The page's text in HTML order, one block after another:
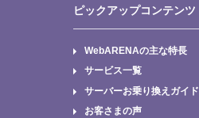
ピックアップコンテンツ
WebARENAの主な特長
サービス一覧
サーバーお乗り換えガイド
お客さまの声